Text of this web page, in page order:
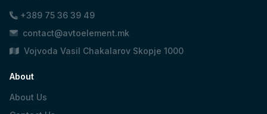
+389 75 36 39 49
contact@avtoelement.mk
Vojvoda Vasil Chakalarov Skopje 1000
About
About Us